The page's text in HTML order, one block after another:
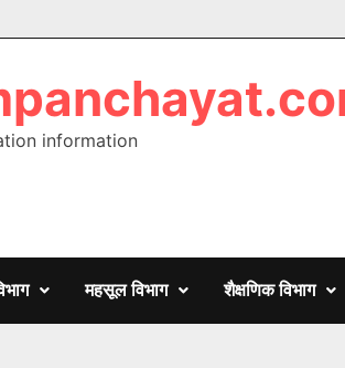
information
महसूल विभाग शैक्षणिक विभाग